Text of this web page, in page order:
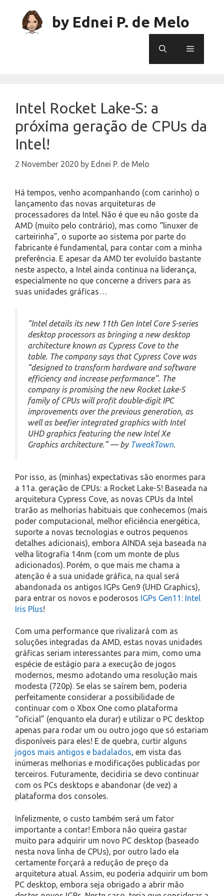
content
by Ednei P. de Melo
Menu
Intel Rocket Lake-S: a
próxima geração de CPUs da
Intel!
2 November 2020 by Ednei P. de Melo
Há tempos, venho acompanhando (com carinho) o
lançamento das novas arquiteturas de
processadores da Intel. Não é que eu não goste da
AMD (muito pelo contrário), mas como “linuxer de
carteirinha”, o suporte ao sistema por parte do
fabricante é fundamental, para contar com a minha
preferência. E apesar da AMD ter evoluído bastante
neste aspecto, a Intel ainda continua na liderança,
especialmente no que concerne a drivers para as
suas unidades gráficas…
“Intel details its new 11th Gen Intel Core S-series
desktop processors as bringing a new desktop
architecture known as Cypress Cove to the
table. The company says that Cypress Cove was
“designed to transform hardware and software
efficiency and increase performance”. The
company is promising the new Rocket Lake-S
family of CPUs will profit double-digit IPC
improvements over the previous generation, as
well as beefier integrated graphics with Intel
UHD graphics featuring the new Intel Xe
Graphics architecture.” — by TweakTown.
Por isso, as (minhas) expectativas são enormes para
a 11a. geração de CPUs: a Rocket Lake-S! Baseada na
arquitetura Cypress Cove, as novas CPUs da Intel
trarão as melhorias habituais que conhecemos (mais
poder computacional, melhor eficiência energética,
suporte a novas tecnologias e outros pequenos
detalhes adicionais), embora AINDA seja baseada na
velha litografia 14nm (com um monte de plus
adicionados). Porém, o que mais me chama a
atenção é a sua unidade gráfica, na qual será
abandonada os antigos IGPs Gen9 (UHD Graphics),
para entrar os novos e poderosos IGPs Gen11: Intel
Iris Plus!
Com uma performance que rivalizará com as
soluções integradas da AMD, estas novas unidades
gráficas seriam interessantes para mim, como uma
espécie de estágio para a execução de jogos
modernos, mesmo adotando uma resolução mais
modesta (720p). Se elas se saírem bem, poderia
perfeitamente considerar a possibilidade de
continuar com o Xbox One como plataforma
“oficial” (enquanto ela durar) e utilizar o PC desktop
apenas para rodar um ou outro jogo que só estariam
disponíveis para eles! E de quebra, curtir alguns
jogos mais antigos e badalados, em vista das
inúmeras melhorias e modificações publicadas por
terceiros. Futuramente, decidiria se devo continuar
com os PCs desktops e abandonar (de vez) a
plataforma dos consoles.
Infelizmente, o custo também será um fator
importante a contar! Embora não queira gastar
muito para adquirir um novo PC desktop (baseado
nesta nova linha de CPUs), por outro lado ela
certamente forçará a redução de preço da
arquitetura atual. Assim, eu poderia adquirir um bom
PC desktop, embora seja obrigado a abrir mão